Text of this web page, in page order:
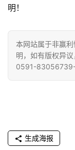
明！
本网站属于非赢
明，如有版权异
0591-
生成海报